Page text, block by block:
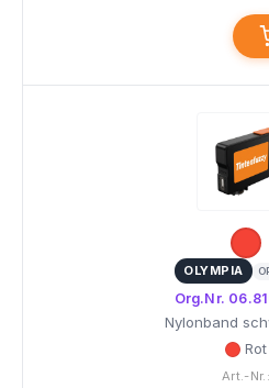
OLYMPIA
Org.Nr.
Nylonband
Rot
Art.-Nr.: